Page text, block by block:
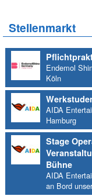
Stellenmarkt
Endemol
Köln
AIDA
Hamburg
Stage
Bühne
AIDA
an Bord